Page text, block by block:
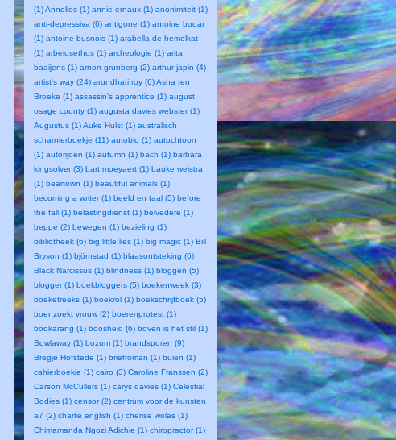
(1)Annelies (1) annie ernaux (1) anonimiteit (1)
anti-depressiva (6) antigone (1) antoine bodar
(1) antoine busnois (1) arabella de hemelkat
(1) arbeidsethos (1) archeologie (1) arita
baaijens (1) arnon grunberg (2) arthur japin (4)
artist's way (24) arundhati roy (6)Asha ten
Broeke (1) assassin's apprentice (1) august
osage county (1) augusta davies webster (1)
Augustus (1)Auke Hulst (1) australisch
scharnierboekje (11) autobio (1) autochtoon
(1) autorijden (1) autumn (1) bach (1) barbara
kingsolver (3) bart moeyaert (1) bauke weistra
(1) beartown (1) beautiful animals (1)
becoming a writer (1) beeld en taal (5) before
the fall (1) belastingdienst (1) belvedere (1)
beppe (2) bewegen (1) bezieling (1)
bibliotheek (6) big little lies (1) big magic (1) Bill
Bryson (1) björnstad (1) blaasontsteking (6)
Black Narcissus (1) blindness (1) bloggen (5)
blogger (1) boekbloggers (5) boekenweek (3)
boeketreeks (1) boekrol (1) boekschrijfboek (5)
boer zoekt vrouw (2) boerenprotest (1)
bookarang (1) boosheid (6) boven is het stil (1)
Bowlaway (1) bozum (1) brandsporen (9)
Bregje Hofstede (1) briefroman (1) buien (1)
cahierboekje (1) cairo (3) Caroline Franssen (2)
Carson McCullers (1) carys davies (1) Celestial
Bodies (1) censor (2) centrum voor de kunsten
a7 (2) charlie english (1) cherise wolas (1)
Chimamanda Ngozi Adichie (1) chiropractor (1)